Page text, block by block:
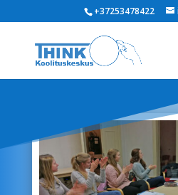
+37253478422